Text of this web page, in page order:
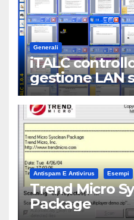
Generali
iTALC
gestione LAN
Antispam E Antivirus Esempi
Trend Micro
Package